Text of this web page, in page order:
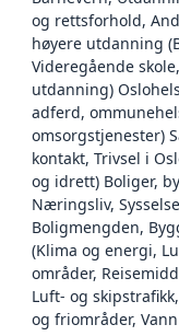
og rettsforhold,
høyere utdanning
Videregående
utdanning)
adferd,
omsorgstjenester)
kontakt, Trivsel i
og idrett) Boliger,
Næringsliv,
Boligmengden,
(Klima og energi,
områder,
Luft- og
og friområder,